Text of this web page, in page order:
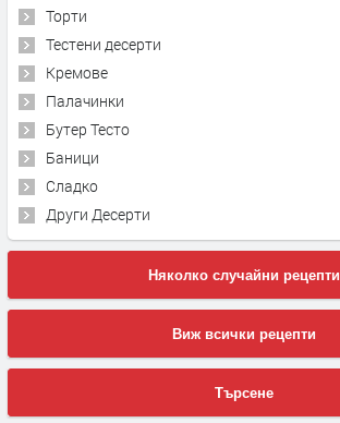
Торти
Тестени десерти
Кремове
Палачинки
Бутер Тесто
Баници
Сладко
Други Десерти
Няколко случайни рецепти
Виж всички рецепти
Търсене